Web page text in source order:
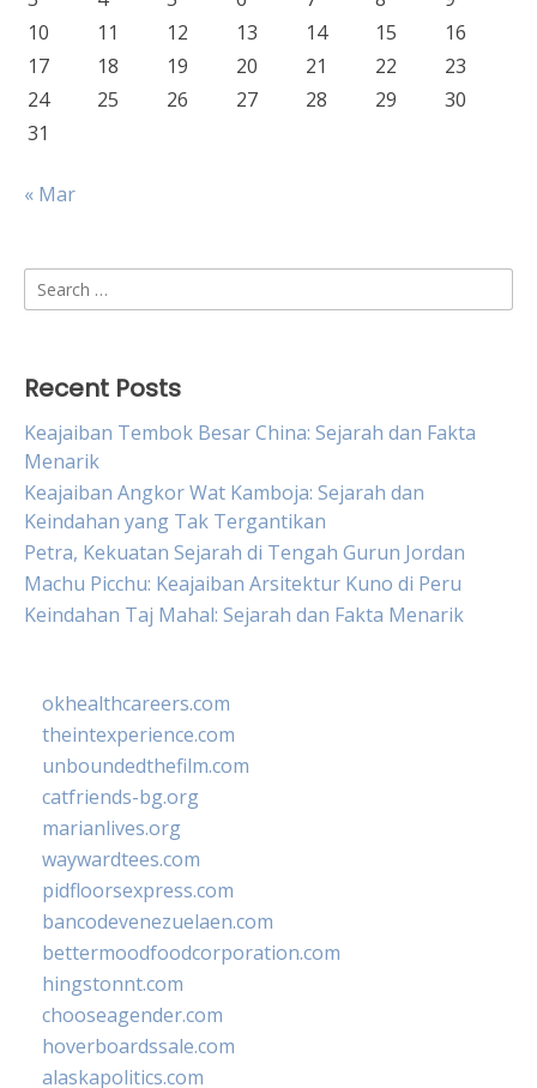
10
11 12 13 14 15
16
17
18 19 20 21 22
23
24
25 26 27 28 29
30
31
« Mar
Search
for:
Recent Posts
Keajaiban Tembok Besar China: Sejarah dan Fakta
Menarik
Keajaiban Angkor Wat Kamboja: Sejarah dan
Keindahan yang Tak Tergantikan
Petra, Kekuatan Sejarah di Tengah Gurun Jordan
Machu Picchu: Keajaiban Arsitektur Kuno di Peru
Keindahan Taj Mahal: Sejarah dan Fakta Menarik
okhealthcareers.com
theintexperience.com
unboundedthefilm.com
catfriends-bg.org
marianlives.org
waywardtees.com
pidfloorsexpress.com
bancodevenezuelaen.com
bettermoodfoodcorporation.com
hingstonnt.com
chooseagender.com
hoverboardssale.com
alaskapolitics.com